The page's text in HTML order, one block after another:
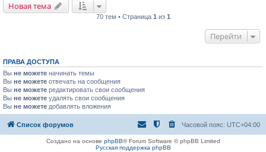
Новая тема
70 тем • Страница 1 из 1
Перейти
ПРАВА ДОСТУПА
Вы не можете начинать темы
Вы не можете отвечать на сообщения
Вы не можете редактировать свои сообщения
Вы не можете удалять свои сообщения
Вы не можете добавлять вложения
Список форумов Часовой пояс: UTC+04:00
Создано на основе phpBB® Forum Software © phpBB Limited
Русская поддержка phpBB